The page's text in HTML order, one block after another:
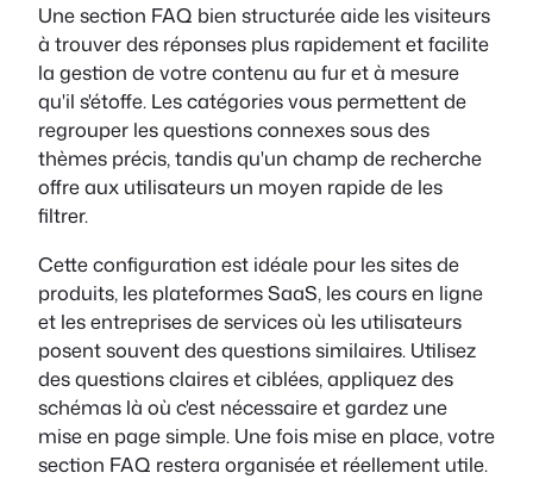
Une section FAQ bien structurée aide les visiteurs
à trouver des réponses plus rapidement et facilite
la gestion de votre contenu au fur et à mesure
qu'il s'étoffe. Les catégories vous permettent de
regrouper les questions connexes sous des
thèmes précis, tandis qu'un champ de recherche
offre aux utilisateurs un moyen rapide de les
filtrer.
Cette configuration est idéale pour les sites de
produits, les plateformes SaaS, les cours en ligne
et les entreprises de services où les utilisateurs
posent souvent des questions similaires. Utilisez
des questions claires et ciblées, appliquez des
schémas là où c'est nécessaire et gardez une
mise en page simple. Une fois mise en place, votre
section FAQ restera organisée et réellement utile.